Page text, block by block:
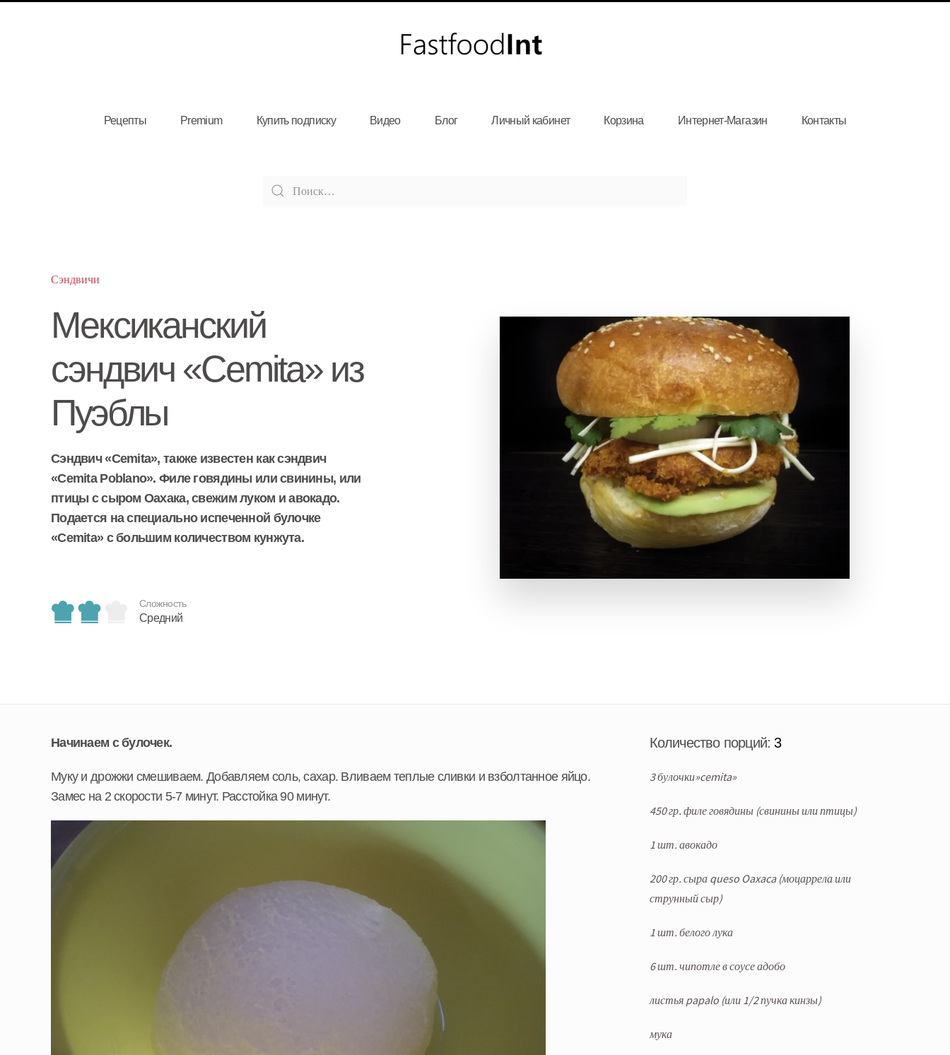
Рецепты Premium Купить подписку Видео Блог Личный кабинет Корзина Интернет-Магазин Контакты
Сэндвичи
Мексиканский
сэндвич «Cemita» из
Пуэблы
Сэндвич «Cemita», также известен как сэндвич
«Cemita Poblano». Филе говядины или свинины, или
птицы с сыром Оахака, свежим луком и авокадо.
Подается на специально испеченной булочке
«Cemita» с большим количеством кунжута.
Сложность
Средний
Количество порций:3
3 булочки»cemita»
450 гр. филе говядины (свинины или птицы)
1 шт. авокадо
200 гр. сыра queso Oaxaca (моцаррела или
струнный сыр)
1 шт. белого лука
6 шт. чипотле в соусе адобо
листья papalo (или 1/2 пучка кинзы)
мука
Начинаем с булочек.
Муку и дрожжи смешиваем. Добавляем соль, сахар. Вливаем теплые сливки и взболтанное яйцо.
Замес на 2 скорости 5-7 минут. Расстойка 90 минут.